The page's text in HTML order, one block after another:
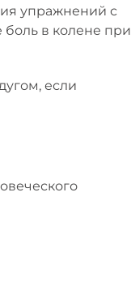
упражнений с
в колене при
если